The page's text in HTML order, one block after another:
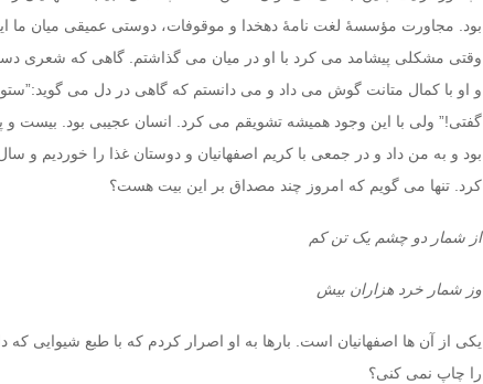
بود. مجاورت مؤسسۀ لغت نامۀ دهخدا و موقوفات، دوستی عمیقی میان ما
وقتی مشکلی پیشامد می کرد با او در میان می گذاشتم. گاهی که شعری
و او با کمال متانت گوش می داد و می دانستم که گاهی در دل می
گفتی!” ولی با این وجود همیشه تشویقم می کرد. انسان عجیبی بود. بیست
بود و به من داد و در جمعی با کریم اصفهانیان و دوستان غذا را خوردیم و
کرد. تنها می گویم که امروز چند مصداق بر این بیت هست؟
از شمار دو چشم یک تن کم
وز شمار خرد هزاران بیش
یکی از آن ها اصفهانیان است. بارها به او اصرار کردم که با طبع شیوایی که
را چاپ نمی کنی؟